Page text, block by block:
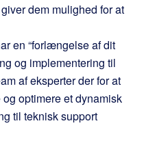
dem mulighed for at
en “forlængelse af dit
og implementering til
af eksperter der for at
optimere et dynamisk
til teknisk support